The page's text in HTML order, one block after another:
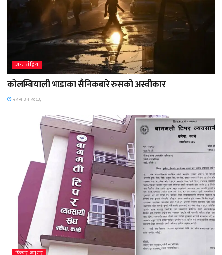
अन्तर्राष्ट्रिय
कोलम्बियाली भाडाका सैनिकबारे रुसको अस्वीकार
२२ साउन २०८३,